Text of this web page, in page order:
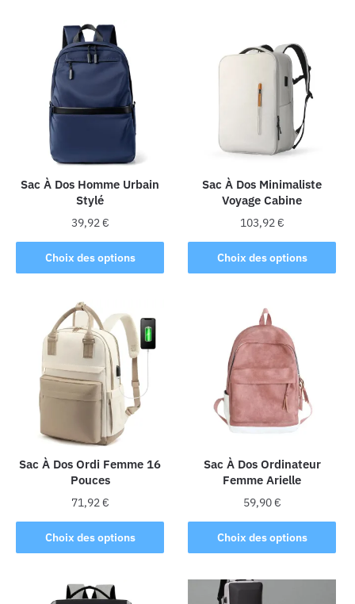
plusieurs
variations.
Les
options
peuvent
sur
la
page
du
produit
variations.
options
peuvent
être
choisies
la
page
du
produit
Sac À Dos Homme Urbain
Stylé
39,92€
Choix des options
Ce
produit
plusieurs
variations.
Les
options
peuvent
être
choisies
sur
la
page
du
produit
Sac À Dos Minimaliste
Voyage Cabine
103,92€
Choix des options
Ce
produit
plusieurs
variations.
Les
options
peuvent
être
choisies
la
page
du
produit
Sac À Dos Ordi Femme 16
Pouces
71,92€
Choix des options
Ce
produit
plusieurs
Sac À Dos Ordinateur
Femme Arielle
59,90€
Choix des options
Ce
produit
plusieurs